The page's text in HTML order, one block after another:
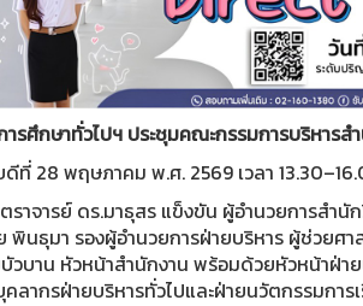
ารศึกษาทั่วไปฯ ประชุมคณะกรรมการบริหาร
ที่ 28 พฤษภาคม พ.ศ. 2569 เวลา
ราจารย์ ดร.มาธุสร แข็งขัน ผู้อำนวยการสำนั
พินธุมา รองผู้อำนวยการฝ่ายบริหาร ผู้ช่วยศา
บาน หัวหน้าสำนักงาน พร้อมด้วยหัวหน้าฝ่า
ลากรฝ่ายบริหารทั่วไปและฝ่ายนวัตกรรมกา